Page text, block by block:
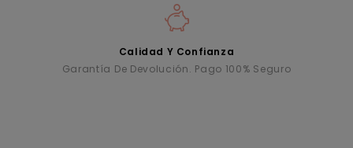
Calidad Y Confianza
Garantía De Devolución. Pago 100% Seguro